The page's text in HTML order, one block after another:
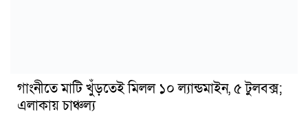
গাংনীতে মাটি খুঁড়তেই মিলল ১০ ল্যান্ডমাইন, ৫ টুলবক্স;
এলাকায় চাঞ্চল্য